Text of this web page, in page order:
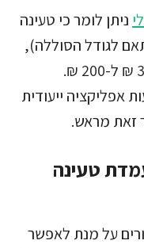
ניתן לומר כי טעינה
20 ₪ ל-50 ₪ (בהתאם לגודל הסוללה),
ואילו טעינה ציבורית עולה בין בין 30 ₪ ל-200 ₪.
אפליקציה ייעודית
זאת מראש.
טעינה
על מנת לאפשר